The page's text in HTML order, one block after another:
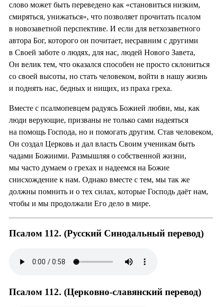
слово может быть переведено как «становиться низким,
смиряться, унижаться», что позволяет прочитать псалом
в новозаветной перспективе. И если для ветхозаветного
автора Бог, которого он почитает, несравним с другими
в Своей заботе о людях, для нас, людей Нового Завета,
Он велик тем, что оказался способен не просто склониться
со своей высоты, но стать человеком, войти в нашу жизнь
и поднять нас, бедных и нищих, из праха греха.
Вместе с псалмопевцем радуясь Божией любви, мы, как
люди верующие, призваны не только сами надеяться
на помощь Господа, но и помогать другим. Став человеком,
Он создал Церковь и дал власть Своим ученикам быть
чадами Божиими. Размышляя о собственной жизни,
мы часто думаем о грехах и надеемся на Божие
снисхождение к нам. Однако вместе с тем, мы так же
должны помнить и о тех силах, которые Господь даёт нам,
чтобы и мы продолжали Его дело в мире.
Псалом 112. (Русский Синодальный перевод)
Псалом 112. (Церковно-славянский перевод)